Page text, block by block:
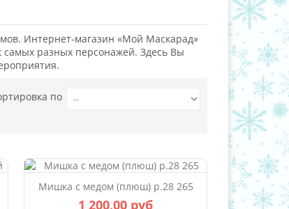
Интернет-магазин «Мой Маскарад»
самых разных персонажей. Здесь Вы
по
Мишка с медом (плюш) р.28 265
1 200,00 руб